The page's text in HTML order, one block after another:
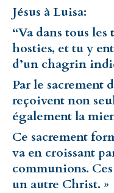
Jésus à Luisa:
“Va dans tous les
hosties, et tu y
d’un chagrin
Par le sacrement
reçoivent non
également la
Ce sacrement
va en croissant
communions.
un autre Christ. »